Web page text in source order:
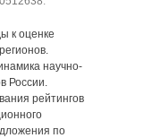
к оценке
научно-
России.
рейтингов
по